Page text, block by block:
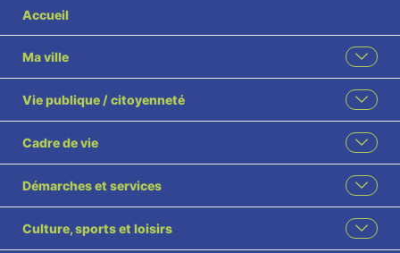
Accueil
Ma ville
Vie publique / citoyenneté
Cadre de vie
Démarches et services
Culture, sports et loisirs
2026 130GRH
Délégation Brigitte
BLONDEAU